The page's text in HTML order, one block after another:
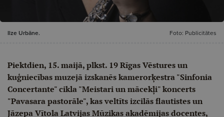
Ilze Urbāne. Foto: Publicitātes
Piektdien, 15. maijā, plkst. 19 Rīgas Vēstures un
kuģniecības muzejā izskanēs kamerorķestra "Sinfonia
Concertante" cikla "Meistari un mācekļi" koncerts
"Pavasara pastorāle", kas veltīts izcilās flautistes un
Jāzepa Vītola Latvijas Mūzikas akadēmijas docentes,